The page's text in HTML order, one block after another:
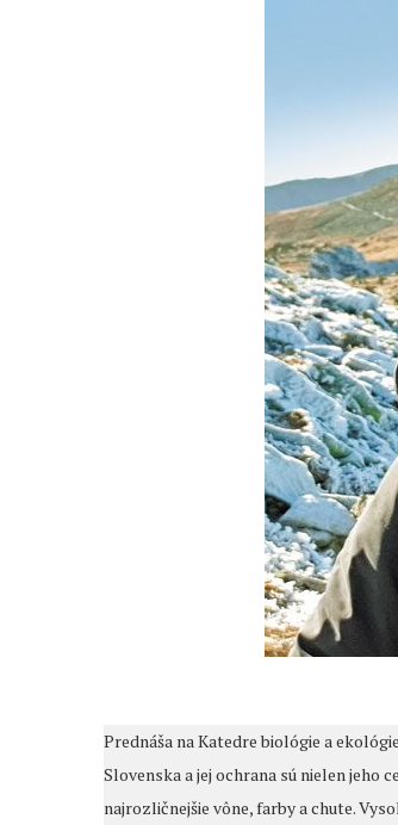
Prednáša na Katedre biológie a
Slovenska a jej ochrana sú nielen jeho
najrozličnejšie vône, farby a chute.